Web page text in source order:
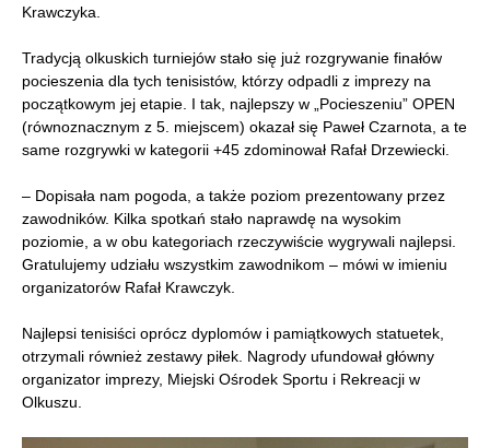
Krawczyka.
Tradycją olkuskich turniejów stało się już rozgrywanie finałów
pocieszenia dla tych tenisistów, którzy odpadli z imprezy na
początkowym jej etapie. I tak, najlepszy w „Pocieszeniu” OPEN
(równoznacznym z 5. miejscem) okazał się Paweł Czarnota, a te
same rozgrywki w kategorii +45 zdominował Rafał Drzewiecki.
– Dopisała nam pogoda, a także poziom prezentowany przez
zawodników. Kilka spotkań stało naprawdę na wysokim
poziomie, a w obu kategoriach rzeczywiście wygrywali najlepsi.
Gratulujemy udziału wszystkim zawodnikom – mówi w imieniu
organizatorów Rafał Krawczyk.
Najlepsi tenisiści oprócz dyplomów i pamiątkowych statuetek,
otrzymali również zestawy piłek. Nagrody ufundował główny
organizator imprezy, Miejski Ośrodek Sportu i Rekreacji w
Olkuszu.